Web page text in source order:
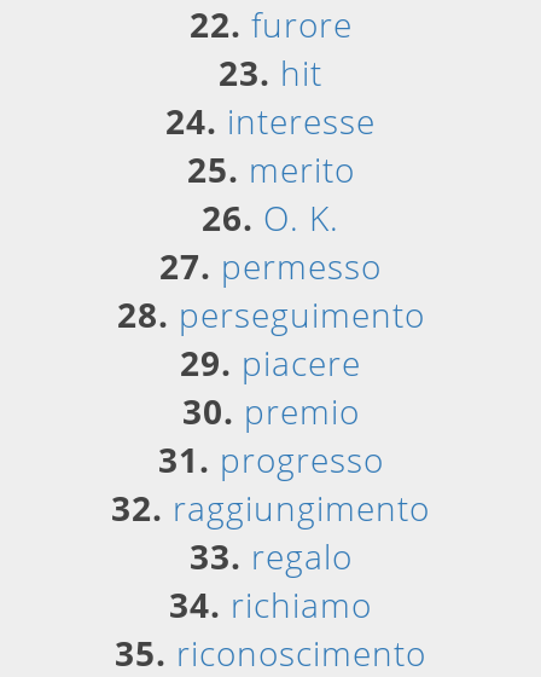
22. furore
23. hit
24. interesse
25. merito
26. O. K.
27. permesso
28. perseguimento
29. piacere
30. premio
31. progresso
32. raggiungimento
33. regalo
34. richiamo
35. riconoscimento